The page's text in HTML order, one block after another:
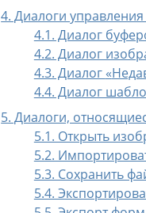
4. Диалоги
4.1. Диалог
4.2. Диалог
4.3. Диалог «
4.4. Диалог
5. Диалоги,
5.1. Открыть
5.2.
5.3. Сохранить
5.4.